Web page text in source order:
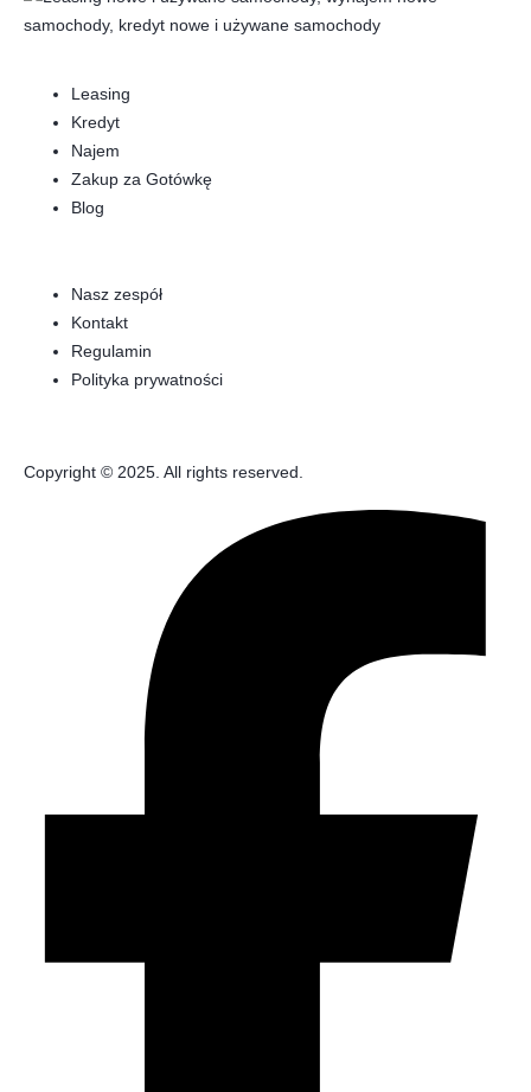
Leasing
Kredyt
Najem
Zakup za Gotówkę
Blog
Nasz zespół
Kontakt
Regulamin
Polityka prywatności
Copyright © 2025. All rights reserved.